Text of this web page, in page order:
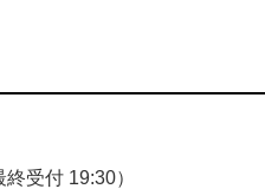
受付 19:30）